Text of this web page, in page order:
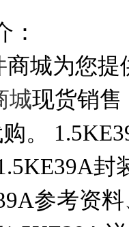
：
商城为您提
城现货销售
。
封
参考资